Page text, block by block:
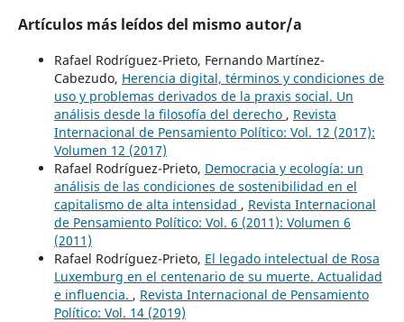
Artículos más leídos del mismo autor/a
Rafael Rodríguez-Prieto, Fernando Martínez-
Cabezudo, Herencia digital, términos y condiciones de
uso y problemas derivados de la praxis social. Un
análisis desde la filosofía del derecho , Revista
Internacional de Pensamiento Político: Vol. 12 (2017):
Volumen 12 (2017)
Rafael Rodríguez-Prieto, Democracia y ecología: un
análisis de las condiciones de sostenibilidad en el
capitalismo de alta intensidad , Revista Internacional
de Pensamiento Político: Vol. 6 (2011): Volumen 6
(2011)
Rafael Rodríguez-Prieto, El legado intelectual de Rosa
Luxemburg en el centenario de su muerte. Actualidad
e influencia. , Revista Internacional de Pensamiento
Político: Vol. 14 (2019)